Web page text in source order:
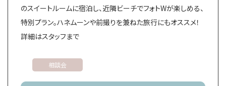
のスイートルームに宿泊し、近隣ビーチでフォトWが楽しめる、
特別プラン。ハネムーンや前撮りを兼ねた旅行にもオススメ！
詳細はスタッフまで
相談会